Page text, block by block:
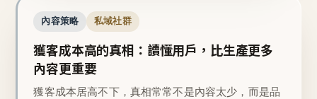
內容策略 私域社群
獲客成本高的真相：讀懂用戶，比生產更多
內容更重要
獲客成本居高不下，真相常常不是內容太少，而是品